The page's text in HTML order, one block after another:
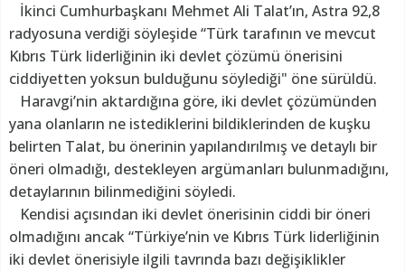
İkinci Cumhurbaşkanı Mehmet Ali Talat’ın, Astra 92,8
radyosuna verdiği söyleşide “Türk tarafının ve mevcut
Kıbrıs Türk liderliğinin iki devlet çözümü önerisini
ciddiyetten yoksun bulduğunu söylediği" öne sürüldü.
Haravgi’nin aktardığına göre, iki devlet çözümünden
yana olanların ne istediklerini bildiklerinden de kuşku
belirten Talat, bu önerinin yapılandırılmış ve detaylı bir
öneri olmadığı, destekleyen argümanları bulunmadığını,
detaylarının bilinmediğini söyledi.
Kendisi açısından iki devlet önerisinin ciddi bir öneri
olmadığını ancak “Türkiye’nin ve Kıbrıs Türk liderliğinin
iki devlet önerisiyle ilgili tavrında bazı değişiklikler